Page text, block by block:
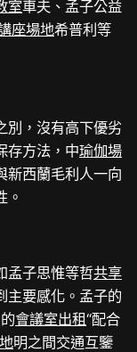
室車夫、孟子公益
座場地希普利等
別，沒有高下優劣
存方法，中瑜伽場
新西蘭毛利人一向
。
孟子思惟等哲共享
主要感化。孟子的
會議室出租“配合
明之間交通互鑒